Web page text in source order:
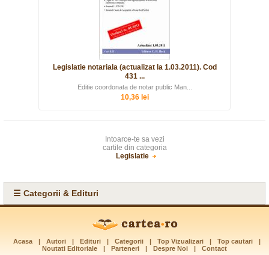
Legislatie notariala (actualizat la 1.03.2011). Cod
431 ...
Editie coordonata de notar public Man...
10,36 lei
Intoarce-te sa vezi
cartile din categoria
Legislatie
☰ Categorii & Edituri
Acasa | Autori | Edituri | Categorii | Top Vizualizari | Top cautari
|
Noutati Editoriale
| Parteneri | Despre Noi | Contact